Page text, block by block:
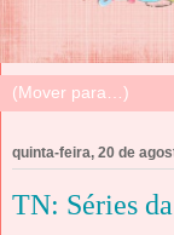
quinta-feira, 20 de
TN: Séries